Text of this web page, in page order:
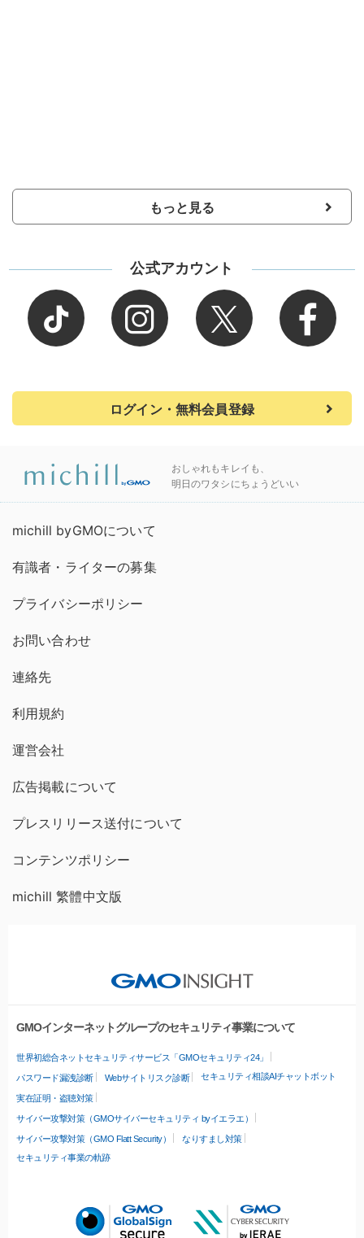
もっと見る
公式アカウント
ログイン・無料会員登録
おしゃれもキレイも、
明日のワタシにちょうどいい
michill byGMOについて
有識者・ライターの募集
プライバシーポリシー
お問い合わせ
連絡先
利用規約
運営会社
広告掲載について
プレスリリース送付について
コンテンツポリシー
michill 繁體中文版
GMOインターネットグループのセキュリティ事業について
世界初総合ネットセキュリティサービス「GMOセキュリティ24」
パスワード漏洩診断 Webサイトリスク診断 セキュリティ相談AIチャットボット
実在証明・盗聴対策
サイバー攻撃対策（GMOサイバーセキュリティ byイエラエ）
サイバー攻撃対策（GMO Flatt Security）
なりすまし対策
セキュリティ事業の軌跡